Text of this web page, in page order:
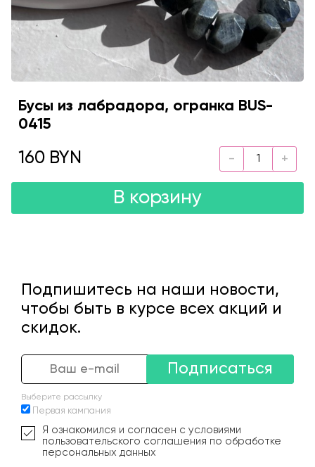
Бусы из лабрадора, огранка BUS-
0415
160 BYN
В корзину
Подпишитесь на наши новости,
чтобы быть в курсе всех акций и
скидок.
Подписаться
Выберите рассылку
Первая кампания
Я ознакомился и согласен с условиями
пользовательского соглашения по обработке
персональных данных